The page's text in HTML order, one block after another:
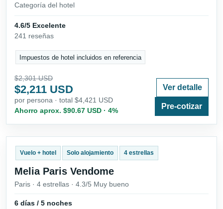
Categoría del hotel
4.6/5 Excelente
241 reseñas
Impuestos de hotel incluidos en referencia
$2,301 USD
$2,211 USD
por persona · total $4,421 USD
Ahorro aprox. $90.67 USD · 4%
Ver detalle
Pre-cotizar
Vuelo + hotel Solo alojamiento 4 estrellas
Melia Paris Vendome
Paris · 4 estrellas · 4.3/5 Muy bueno
6 días / 5 noches